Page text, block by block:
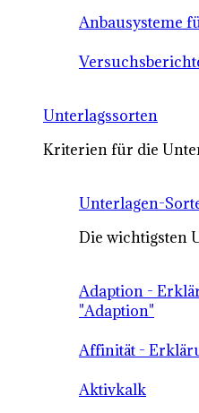
Anbausysteme
Unterlagssorten
Kriterien für die
Unterlagen-
Die wichtigsten
Adaption -
"Adaption"
Affinität -
Aktivkalk